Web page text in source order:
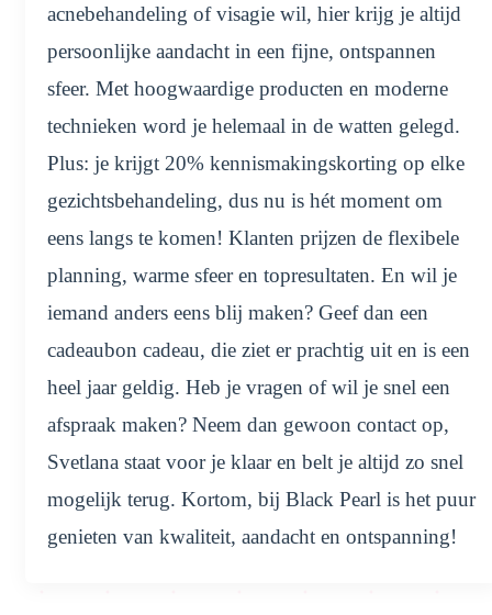
acnebehandeling of visagie wil, hier krijg je altijd
persoonlijke aandacht in een fijne, ontspannen
sfeer. Met hoogwaardige producten en moderne
technieken word je helemaal in de watten gelegd.
Plus: je krijgt 20% kennismakingskorting op elke
gezichtsbehandeling, dus nu is hét moment om
eens langs te komen! Klanten prijzen de flexibele
planning, warme sfeer en topresultaten. En wil je
iemand anders eens blij maken? Geef dan een
cadeaubon cadeau, die ziet er prachtig uit en is een
heel jaar geldig. Heb je vragen of wil je snel een
afspraak maken? Neem dan gewoon contact op,
Svetlana staat voor je klaar en belt je altijd zo snel
mogelijk terug. Kortom, bij Black Pearl is het puur
genieten van kwaliteit, aandacht en ontspanning!